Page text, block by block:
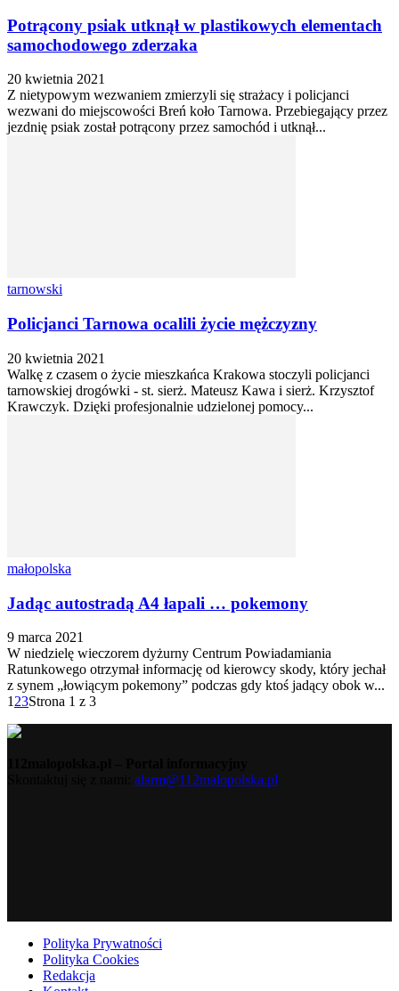
Potrącony psiak utknął w plastikowych elementach
samochodowego zderzaka
20 kwietnia 2021
Z nietypowym wezwaniem zmierzyli się strażacy i policjanci
wezwani do miejscowości Breń koło Tarnowa. Przebiegający przez
jezdnię psiak został potrącony przez samochód i utknął...
tarnowski
Policjanci Tarnowa ocalili życie mężczyzny
20 kwietnia 2021
Walkę z czasem o życie mieszkańca Krakowa stoczyli policjanci
tarnowskiej drogówki - st. sierż. Mateusz Kawa i sierż. Krzysztof
Krawczyk. Dzięki profesjonalnie udzielonej pomocy...
małopolska
Jadąc autostradą A4 łapali … pokemony
9 marca 2021
W niedzielę wieczorem dyżurny Centrum Powiadamiania
Ratunkowego otrzymał informację od kierowcy skody, który jechał
z synem „łowiącym pokemony” podczas gdy ktoś jadący obok w...
1 23Strona 1 z 3
alarm@112malopolska.pl
Polityka Prywatności
Polityka Cookies
Redakcja